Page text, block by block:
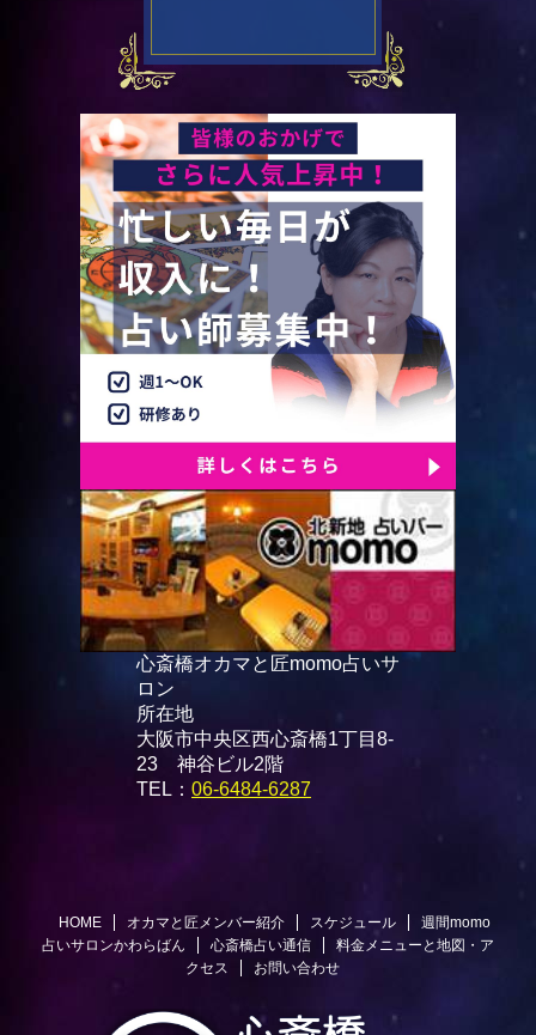
心斎橋オカマと匠momo占いサ
ロン
所在地
大阪市中央区西心斎橋1丁目8-
23 神谷ビル2階
TEL： 06-6484-6287
HOME オカマと匠メンバー紹介 スケジュール
週間momo
占いサロンかわらばん
心斎橋占い通信
料金メニューと地図・ア
クセス
お問い合わせ